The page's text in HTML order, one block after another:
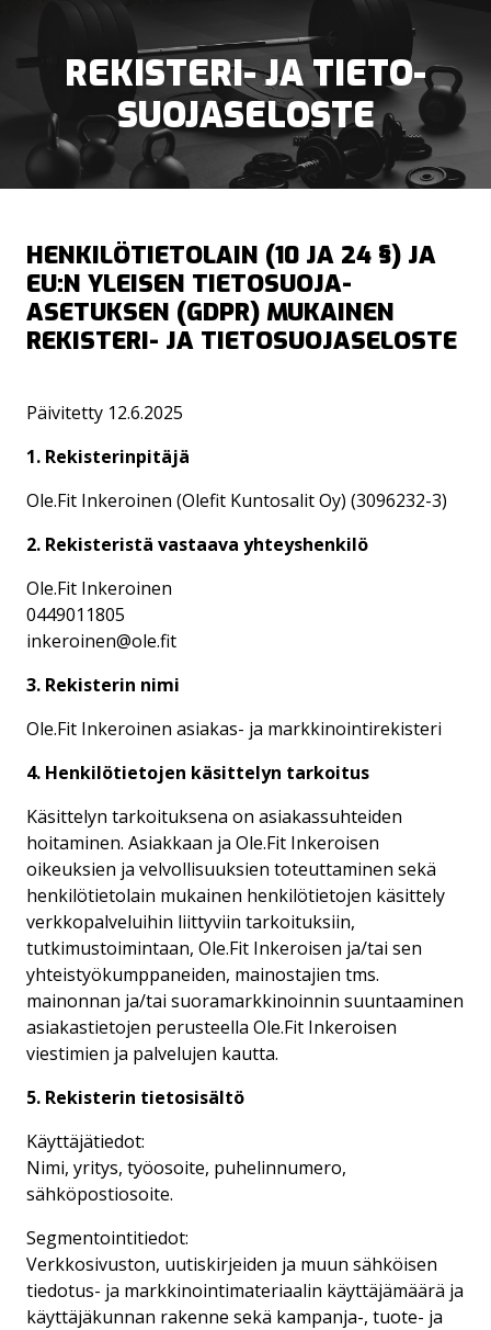
REKISTERI- JA TIETO­
SUOJA­SELOSTE
HENKILÖTIETOLAIN (10 JA 24 §) JA
EU:N YLEISEN TIETO­SUOJA-
ASETUKSEN (GDPR) MUKAINEN
REKISTERI- JA TIETO­SUOJASELOSTE
Päivitetty 12.6.2025
1. Rekisterinpitäjä
Ole.Fit Inkeroinen (Olefit Kuntosalit Oy) (3096232-3)
2. Rekisteristä vastaava yhteyshenkilö
Ole.Fit Inkeroinen
0449011805
inkeroinen@ole.fit
3. Rekisterin nimi
Ole.Fit Inkeroinen asiakas- ja markkinointirekisteri
4. Henkilötietojen käsittelyn tarkoitus
Käsittelyn tarkoituksena on asiakassuhteiden
hoitaminen. Asiakkaan ja Ole.Fit Inkeroisen
oikeuksien ja velvollisuuksien toteuttaminen sekä
henkilötietolain mukainen henkilötietojen käsittely
verkkopalveluihin liittyviin tarkoituksiin,
tutkimustoimintaan, Ole.Fit Inkeroisen ja/tai sen
yhteistyökumppaneiden, mainostajien tms.
mainonnan ja/tai suoramarkkinoinnin suuntaaminen
asiakastietojen perusteella Ole.Fit Inkeroisen
viestimien ja palvelujen kautta.
5. Rekisterin tietosisältö
Käyttäjätiedot:
Nimi, yritys, työosoite, puhelinnumero,
sähköpostiosoite.
Segmentointitiedot:
Verkkosivuston, uutiskirjeiden ja muun sähköisen
tiedotus- ja markkinointimateriaalin käyttäjämäärä ja
käyttäjäkunnan rakenne sekä kampanja-, tuote- ja
KUNTOSALI
OHJATUT TUNNIT
PERSONAL TRAINING
YRITYKSET JA RYHMÄT
VERKKOKAUPAN MAKSU- JA TOIMITUSEHDOT
SOPIMUSEHDOT JA KUNTOKESKUKSEN PELISÄÄNNÖT